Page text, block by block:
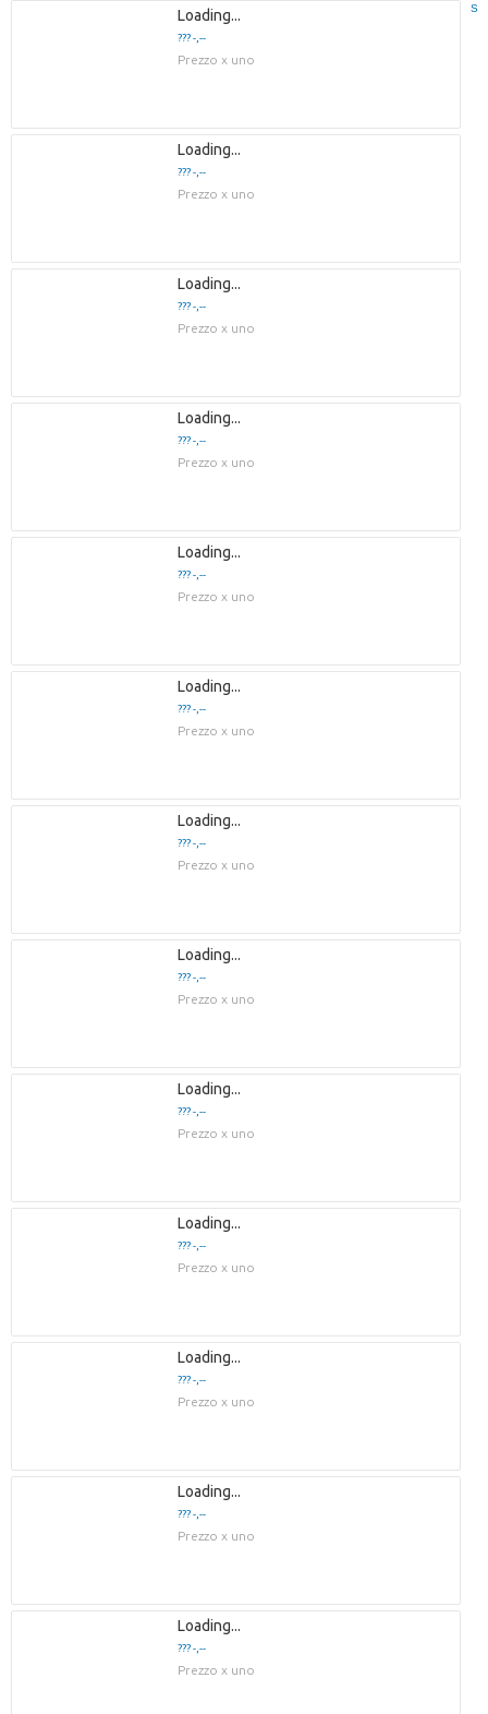
S
Loading...
??? -,--
Prezzo x uno
Loading...
??? -,--
Prezzo x uno
Loading...
??? -,--
Prezzo x uno
Loading...
??? -,--
Prezzo x uno
Loading...
??? -,--
Prezzo x uno
Loading...
??? -,--
Prezzo x uno
Loading...
??? -,--
Prezzo x uno
Loading...
??? -,--
Prezzo x uno
Loading...
??? -,--
Prezzo x uno
Loading...
??? -,--
Prezzo x uno
Loading...
??? -,--
Prezzo x uno
Loading...
??? -,--
Prezzo x uno
Loading...
??? -,--
Prezzo x uno